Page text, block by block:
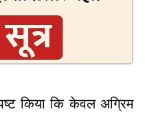
किया कि केवल अग्रिम